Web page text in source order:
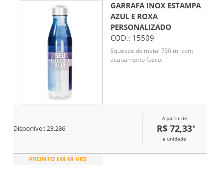
GARRAFA INOX ESTAMPA
AZUL E ROXA
PERSONALIZADO
COD.: 15509
Squeeze de metal 750 ml com
acabamento fosco.
Disponível:23.286
A partir de
R$ 72,33*
a unidade
PRONTO EM 48 HRS